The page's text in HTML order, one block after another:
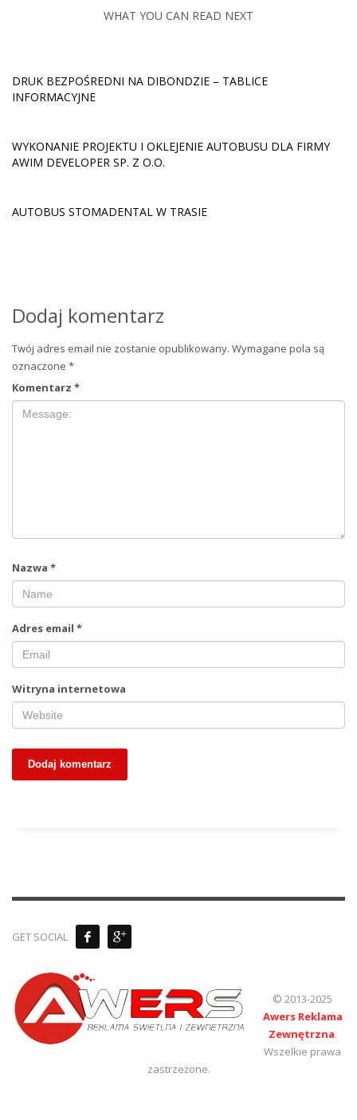
WHAT YOU CAN READ NEXT
DRUK BEZPOŚREDNI NA DIBONDZIE – TABLICE
INFORMACYJNE
WYKONANIE PROJEKTU I OKLEJENIE AUTOBUSU DLA FIRMY
AWIM DEVELOPER SP. Z O.O.
AUTOBUS STOMADENTAL W TRASIE
Dodaj komentarz
Twój adres email nie zostanie opublikowany. Wymagane pola są
oznaczone *
Komentarz *
Nazwa *
Adres email *
Witryna internetowa
GET SOCIAL
© 2013-2025
Awers Reklama
Zewnętrzna.
Wszelkie prawa
zastrzeżone.